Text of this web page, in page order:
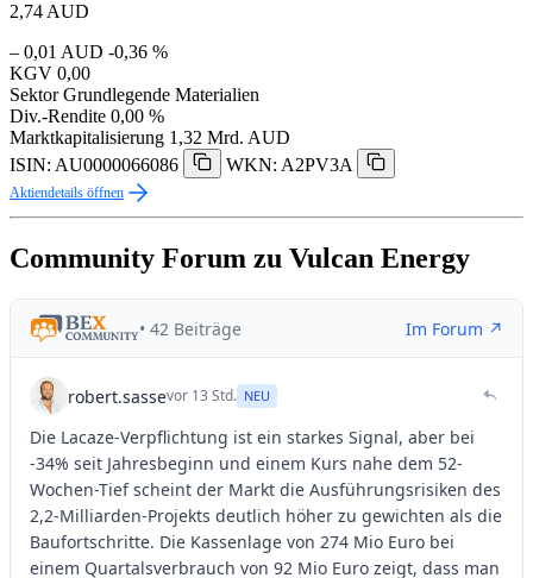
2,74 AUD
– 0,01 AUD -0,36 %
KGV 0,00
Sektor Grundlegende Materialien
Div.-Rendite 0,00 %
Marktkapitalisierung 1,32 Mrd. AUD
ISIN: AU0000066086
WKN: A2PV3A
Aktiendetails öffnen
Community Forum zu Vulcan Energy